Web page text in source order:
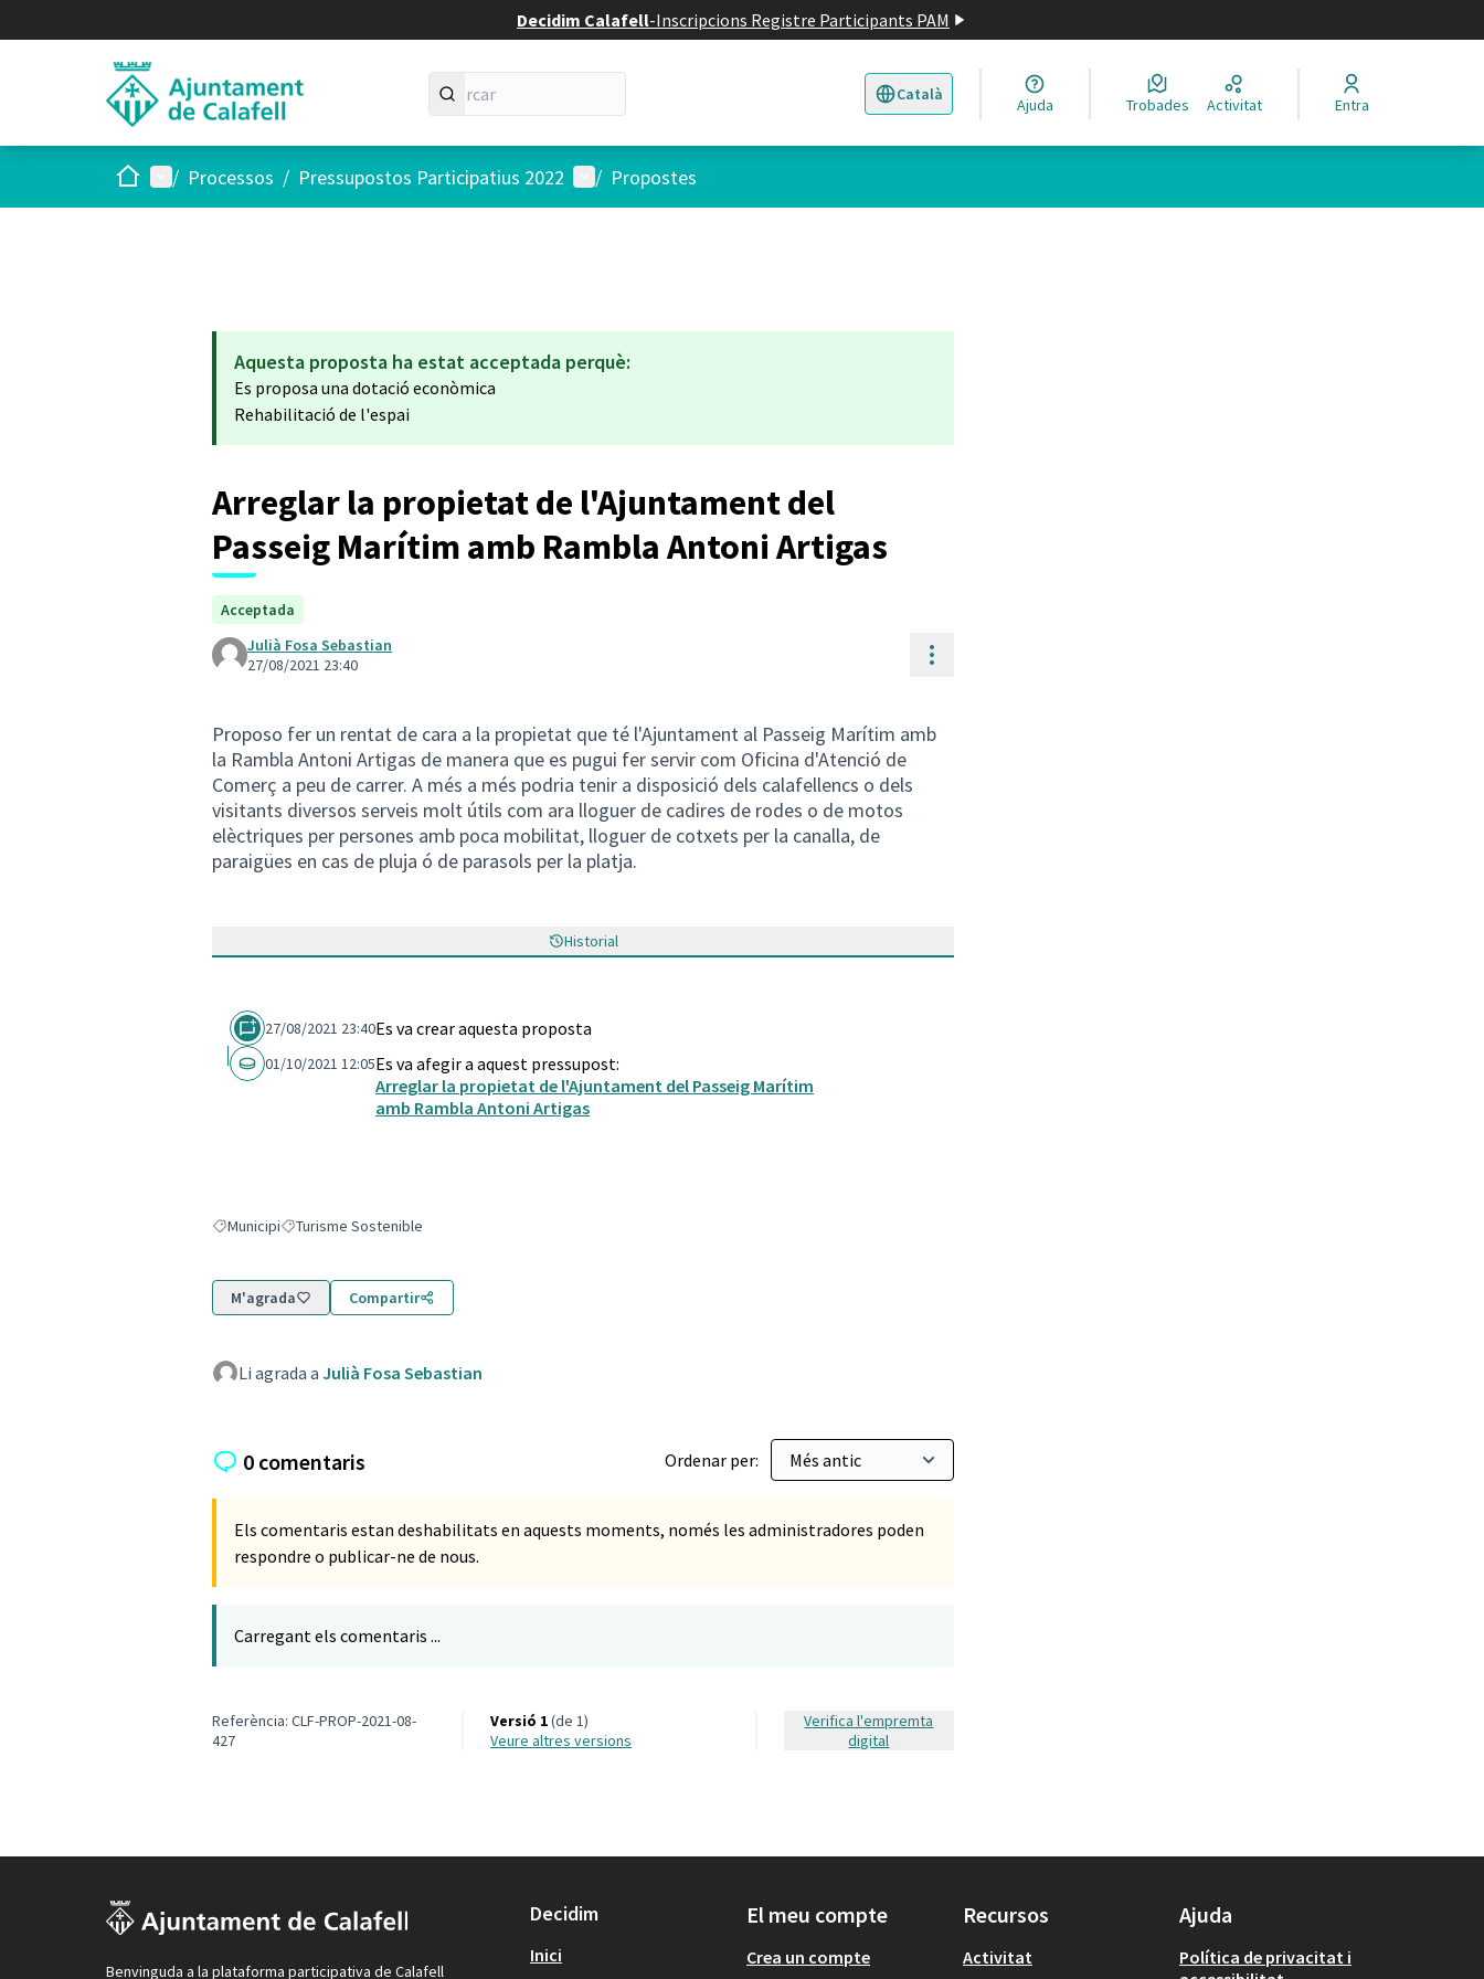
Decidim Calafell-Inscripcions Registre Participants PAM
Català
Triar la llengua Elegir el idioma
Ajuda Trobades Activitat Entra
Inici Menú principal
/ Processos / Pressupostos Participatius 2022 Menú d'usuari
/ Propostes
Aquesta proposta ha estat acceptada perquè:
Es proposa una dotació econòmica
Rehabilitació de l'espai
Arreglar la propietat de l'Ajuntament del
Passeig Marítim amb Rambla Antoni Artigas
Acceptada
Julià Fosa Sebastian
27/08/2021 23:40
Controls de recursos
Proposo fer un rentat de cara a la propietat que té l'Ajuntament al Passeig Marítim amb
la Rambla Antoni Artigas de manera que es pugui fer servir com Oficina d'Atenció de
Comerç a peu de carrer. A més a més podria tenir a disposició dels calafellencs o dels
visitants diversos serveis molt útils com ara lloguer de cadires de rodes o de motos
elèctriques per persones amb poca mobilitat, lloguer de cotxets per la canalla, de
paraigües en cas de pluja ó de parasols per la platja.
Historial
27/08/2021 23:40Es va crear aquesta proposta
01/10/2021 12:05Es va afegir a aquest pressupost:
Arreglar la propietat de l'Ajuntament del Passeig Marítim
amb Rambla Antoni Artigas
Resultats en filtrar per: Municipi
MunicipiResultats en filtrar per: Turisme Sostenible
Turisme Sostenible
M'agrada Compartir
Li agrada a Julià Fosa Sebastian
0 comentaris Ordenar per:
Els comentaris estan deshabilitats en aquests moments, només les administradores poden
respondre o publicar-ne de nous.
Carregant els comentaris ...
Referència: CLF-PROP-2021-08-
427
Versió 1(de 1)
veure altres versions
Verifica l'empremta
digital
Benvinguda a la plataforma participativa de Calafell
Decidim
Inici
El meu compte
Crea un compte
Recursos
Activitat
Ajuda
Política de privacitat i